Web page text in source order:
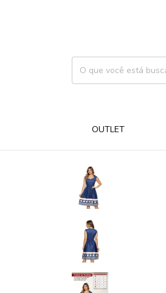
OUTLET